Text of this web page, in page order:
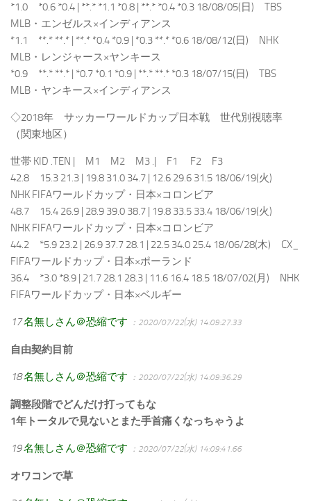
*1.0 *0.6 *0.4 | **.* *1.1 *0.8 | **.* *0.4 *0.3 18/08/05(日) TBS
MLB・エンゼルス×インディアンス
*1.1 **.* **.* | **.* *0.4 *0.9 | *0.3 **.* *0.6 18/08/12(日) NHK
MLB・レンジャース×ヤンキース
*0.9 **.* **.* | *0.7 *0.1 *0.9 | **.* **.* *0.3 18/07/15(日) TBS
MLB・ヤンキース×インディアンス
◇2018年 サッカーワールドカップ日本戦 世代別視聴率
（関東地区）
世帯 KID .TEN | M1 M2 M3 .| F1 F2 F3
42.8 15.3 21.3 | 19.8 31.0 34.7 | 12.6 29.6 31.5 18/06/19(火)
NHK FIFAワールドカップ・日本×コロンビア
48.7 15.4 26.9 | 28.9 39.0 38.7 | 19.8 33.5 33.4 18/06/19(火)
NHK FIFAワールドカップ・日本×コロンビア
44.2 *5.9 23.2 | 26.9 37.7 28.1 | 22.5 34.0 25.4 18/06/28(木) CX_
FIFAワールドカップ・日本×ポーランド
36.4 *3.0 *8.9 | 21.7 28.1 28.3 | 11.6 16.4 18.5 18/07/02(月) NHK
FIFAワールドカップ・日本×ベルギー
17名無しさん＠恐縮です ：2020/07/22(水) 14:09:27.33
自由契約目前
18名無しさん＠恐縮です ：2020/07/22(水) 14:09:36.29
調整段階でどんだけ打ってもな
1年トータルで見ないとまた手首痛くなっちゃうよ
19名無しさん＠恐縮です ：2020/07/22(水) 14:09:41.66
オワコンで草